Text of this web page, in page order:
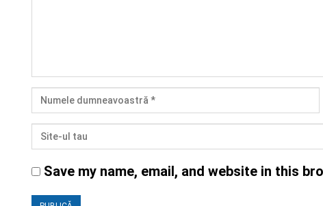
Save my name, email, and website in this